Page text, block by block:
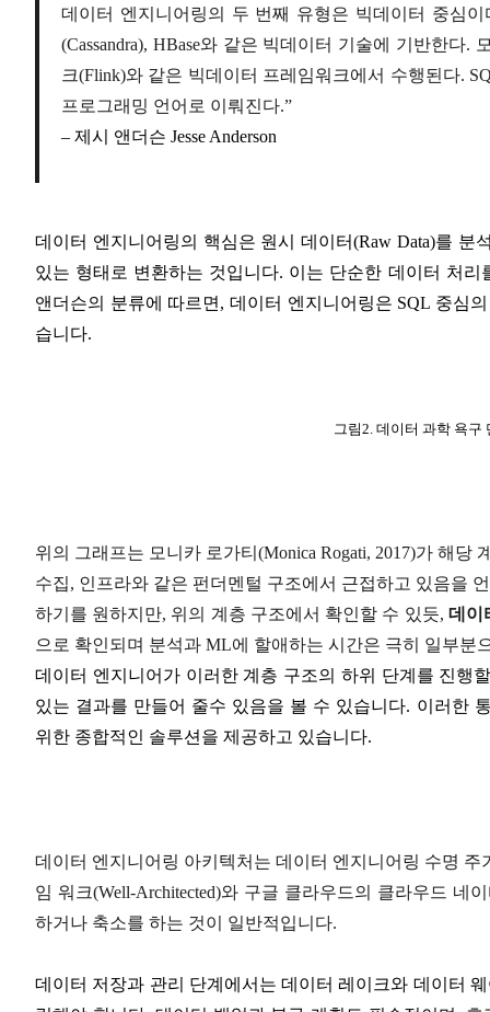
데이터 엔지니어링의 두 번째 유형은 빅데이터 중심
(Cassandra), HBase와 같은 빅데이터 기술에 기반한다.
크(Flink)와 같은 빅데이터 프레임워크에서 수행된다.
프로그래밍 언어로 이뤄진다.”
– 제시 앤더슨 Jesse Anderson
데이터 엔지니어링의 핵심은 원시 데이터(Raw Data)를
있는 형태로 변환하는 것입니다. 이는 단순한 데이터 처
앤더슨의 분류에 따르면, 데이터 엔지니어링은 SQL 중심
습니다.
그림2. 데이터 과학 욕구
위의 그래프는 모니카 로가티(Monica Rogati, 2017)가 해
수집, 인프라와 같은 펀더멘털 구조에서 근접하고 있음을
하기를 원하지만, 위의 계층 구조에서 확인할 수 있듯, 데이
으로 확인되며 분석과 ML에 할애하는 시간은 극히 일부분
데이터 엔지니어가 이러한 계층 구조의 하위 단계를 진행
있는 결과를 만들어 줄수 있음을 볼 수 있습니다. 이러한
위한 종합적인 솔루션을 제공하고 있습니다.
데이터 엔지니어링 아키텍처는 데이터 엔지니어링 수명
임 워크(Well-Architected)와 구글 클라우드의 클라우드
하거나 축소를 하는 것이 일반적입니다.
데이터 저장과 관리 단계에서는 데이터 레이크와 데이터